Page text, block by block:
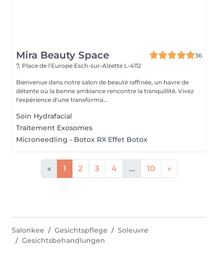
Mira Beauty Space
36
7, Place de l’Europe Esch-sur-Alzette L-4112
Bienvenue dans notre salon de beauté raffinée, un havre de
détente où la bonne ambiance rencontre la tranquillité. Vivez
l'expérience d'une transforma...
Soin Hydrafacial
Traitement Exosomes
Microneedling - Botox RX Effet Botox
« 1 2 3 4 ... 10 »
Salonkee Gesichtspflege
Soleuvre
Gesichtsbehandlungen